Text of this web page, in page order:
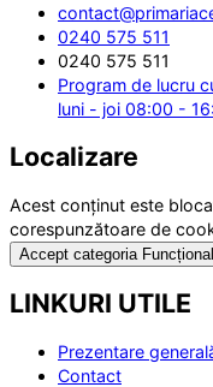
0240 575 511
0240 575 511
Program de lucru
luni - joi 08:00 -
Localizare
Acest conținut este
corespunzătoare de
Accept categoria
LINKURI UTILE
Prezentare
Contact